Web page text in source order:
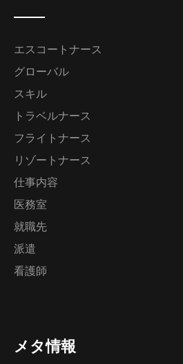
エスコートナース
グローバル
スキル
トラベルナース
フライトナース
リゾートナース
仕事内容
医務室
就職先
派遣
看護師
メタ情報